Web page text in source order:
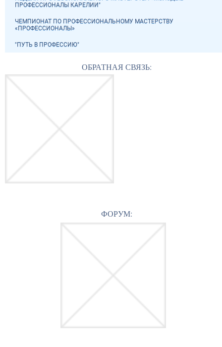
ПРОФЕССИОНАЛЫ КАРЕЛИИ"
ЧЕМПИОНАТ ПО ПРОФЕССИОНАЛЬНОМУ МАСТЕРСТВУ
«ПРОФЕССИОНАЛЫ»
"ПУТЬ В ПРОФЕССИЮ"
ОБРАТНАЯ СВЯЗЬ:
ФОРУМ: